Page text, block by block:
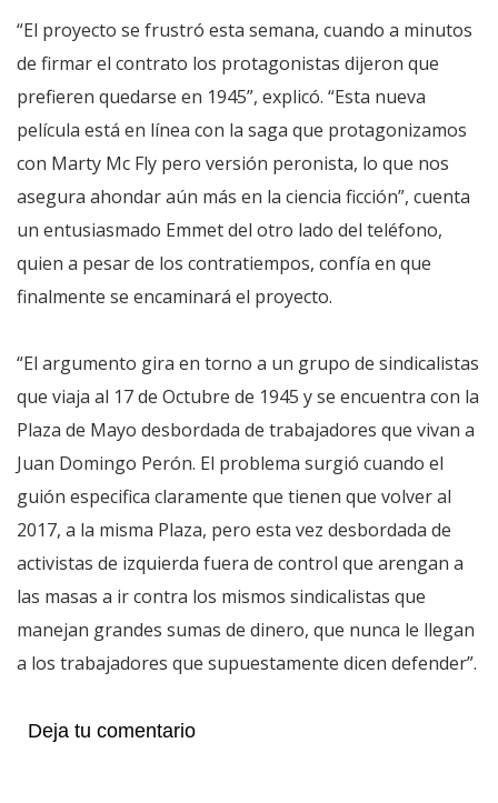
“El proyecto se frustró esta semana, cuando a minutos
de firmar el contrato los protagonistas dijeron que
prefieren quedarse en 1945”, explicó. “Esta nueva
película está en línea con la saga que protagonizamos
con Marty Mc Fly pero versión peronista, lo que nos
asegura ahondar aún más en la ciencia ficción”, cuenta
un entusiasmado Emmet del otro lado del teléfono,
quien a pesar de los contratiempos, confía en que
finalmente se encaminará el proyecto.
“El argumento gira en torno a un grupo de sindicalistas
que viaja al 17 de Octubre de 1945 y se encuentra con la
Plaza de Mayo desbordada de trabajadores que vivan a
Juan Domingo Perón. El problema surgió cuando el
guión especifica claramente que tienen que volver al
2017, a la misma Plaza, pero esta vez desbordada de
activistas de izquierda fuera de control que arengan a
las masas a ir contra los mismos sindicalistas que
manejan grandes sumas de dinero, que nunca le llegan
a los trabajadores que supuestamente dicen defender”.
Deja tu comentario